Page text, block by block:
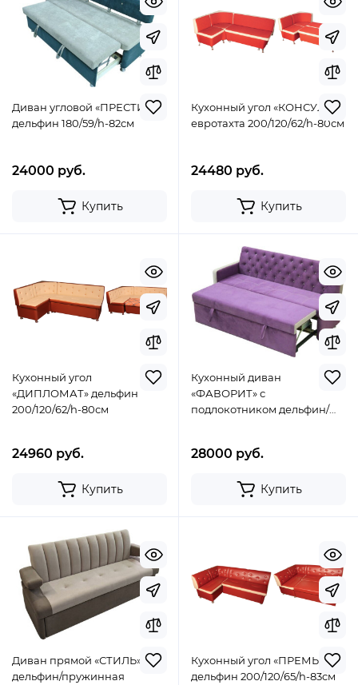
Диван угловой «ПРЕСТИЖ»
дельфин 180/59/h-82cм
24000 руб.
Купить
Кухонный угол «КОНСУЛ»
евротахта 200/120/62/h-80см
24480 руб.
Купить
Кухонный угол
«ДИПЛОМАТ» дельфин
200/120/62/h-80см
24960 руб.
Купить
Кухонный диван
«ФАВОРИТ» с
подлокотником дельфин/
28000 руб.
Купить
Диван прямой «СТИЛЬ»
дельфин/пружинная
Кухонный угол «ПРЕМЬЕР»
дельфин 200/120/65/h-83cм